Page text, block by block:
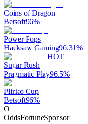
Coins of Dragon
Betsoft96%
Power Pops
Hacksaw Gaming96.31%
HOT
Sugar Rush
Pragmatic Play96.5%
Plinko Cup
Betsoft96%
O
OddsFortuneSponsor